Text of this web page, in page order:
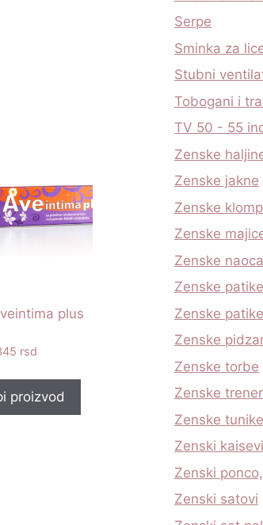
plus
rsd
proizvod
Serpe
Sminka za
Stubni
Tobogani i
TV 50 - 55
Zenske
Zenske jakne
Zenske
Zenske
Zenske
Zenske patike
Zenske
Zenske
Zenske torbe
Zenske
Zenske tunike
Zenski kaisevi
Zenski
Zenski satovi